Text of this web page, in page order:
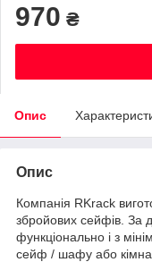
970 ₴
Опис
Опис
Компанія RKrack
збройових сейфів. За
функціонально і з
сейф / шафу або